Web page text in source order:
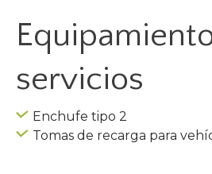
servicios
Enchufe tipo 2
Tomas de recarga para